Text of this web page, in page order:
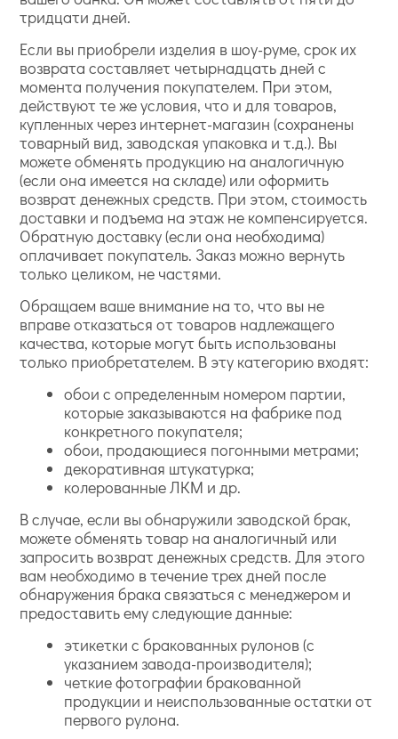
тридцати дней.
Если вы приобрели изделия в шоу-руме, срок их
возврата составляет четырнадцать дней с
момента получения покупателем. При этом,
действуют те же условия, что и для товаров,
купленных через интернет-магазин (сохранены
товарный вид, заводская упаковка и т.д.). Вы
можете обменять продукцию на аналогичную
(если она имеется на складе) или оформить
возврат денежных средств. При этом, стоимость
доставки и подъема на этаж не компенсируется.
Обратную доставку (если она необходима)
оплачивает покупатель. Заказ можно вернуть
только целиком, не частями.
Обращаем ваше внимание на то, что вы не
вправе отказаться от товаров надлежащего
качества, которые могут быть использованы
только приобретателем. В эту категорию входят:
обои с определенным номером партии,
которые заказываются на фабрике под
конкретного покупателя;
обои, продающиеся погонными метрами;
декоративная штукатурка;
колерованные ЛКМ и др.
В случае, если вы обнаружили заводской брак,
можете обменять товар на аналогичный или
запросить возврат денежных средств. Для этого
вам необходимо в течение трех дней после
обнаружения брака связаться с менеджером и
предоставить ему следующие данные:
этикетки с бракованных рулонов (с
указанием завода-производителя);
четкие фотографии бракованной
продукции и неиспользованные остатки от
первого рулона.